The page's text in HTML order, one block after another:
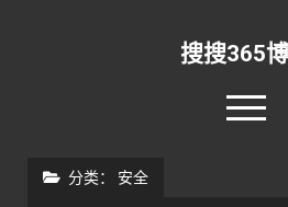
搜搜365
o
p
分类： 安全